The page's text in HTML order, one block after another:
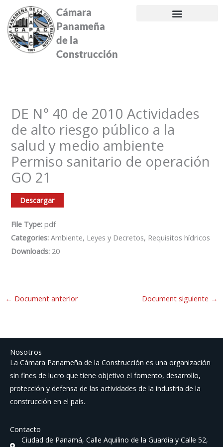
contenido
Cámara
Panameña
de la
Construcción
DE N° 40 de 2010 Actividades
de alto riesgo público a la
salud y medio ambiente
Permiso sanitario de operación
GO 21
Descargar
File Type:pdf
Categories:Ambiente, Leyes y Decretos, Requisitos hídricos
Downloads: 20
← Document anterior Document siguiente →
Nosotros
La Cámara Panameña de la Construcción es una organización
sin fines de lucro que tiene objetivo el fomento, desarrollo,
protección y defensa de las actividades de la industria de la
construcción en el país.
Contacto
Ciudad de Panamá, Calle Aquilino de la Guardia y Calle 52,